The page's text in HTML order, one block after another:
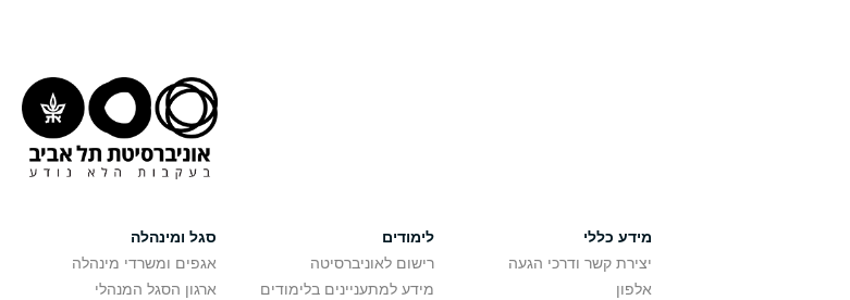
מידע כללי
יצירת קשר ודרכי הגעה
אלפון
לימודים
רישום לאוניברסיטה
מידע למתעניינים בלימודים
סגל ומינהלה
אגפים ומשרדי מינהלה
ארגון הסגל המנהלי